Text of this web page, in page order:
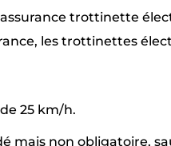
trottinette
les trottinettes
25 km/h.
mais non obligatoire,